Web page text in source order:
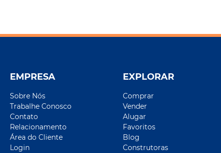
EMPRESA
Sobre Nós
Trabalhe Conosco
Contato
Relacionamento
Área do Cliente
Login
EXPLORAR
Comprar
Vender
Alugar
Favoritos
Blog
Construtoras